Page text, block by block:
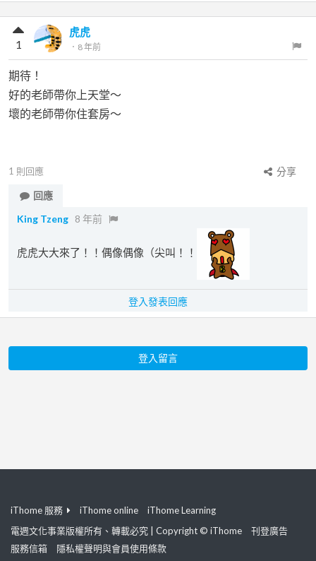
虎虎
． 8 年前
1
期待！
好的老師帶你上天堂～
壞的老師帶你住套房～
1 則回應
分享
回應
King Tzeng 8 年前
虎虎大大來了！！偶像偶像（尖叫！！
登入發表回應
登入留言
iThome 服務 iThome online
iThome Learning
電週文化事業版權所有、轉載必究 | Copyright © iThome
刊登廣告
服務信箱
隱私權聲明與會員使用條款